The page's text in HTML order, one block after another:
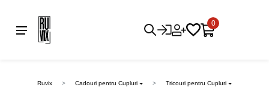
0
Ruvix Cadouri pentru Cupluri
Tricouri pentru Cupluri